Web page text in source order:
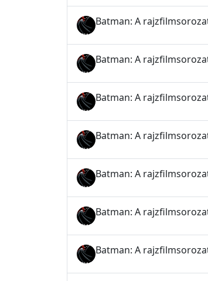
Batman: A
Batman: A
Batman: A
Batman: A
Batman: A
Batman: A
Batman: A